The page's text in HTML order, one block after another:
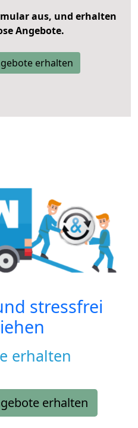
aus, und erhalten
Angebote.
erhalten
stressfrei
erhalten
erhalten